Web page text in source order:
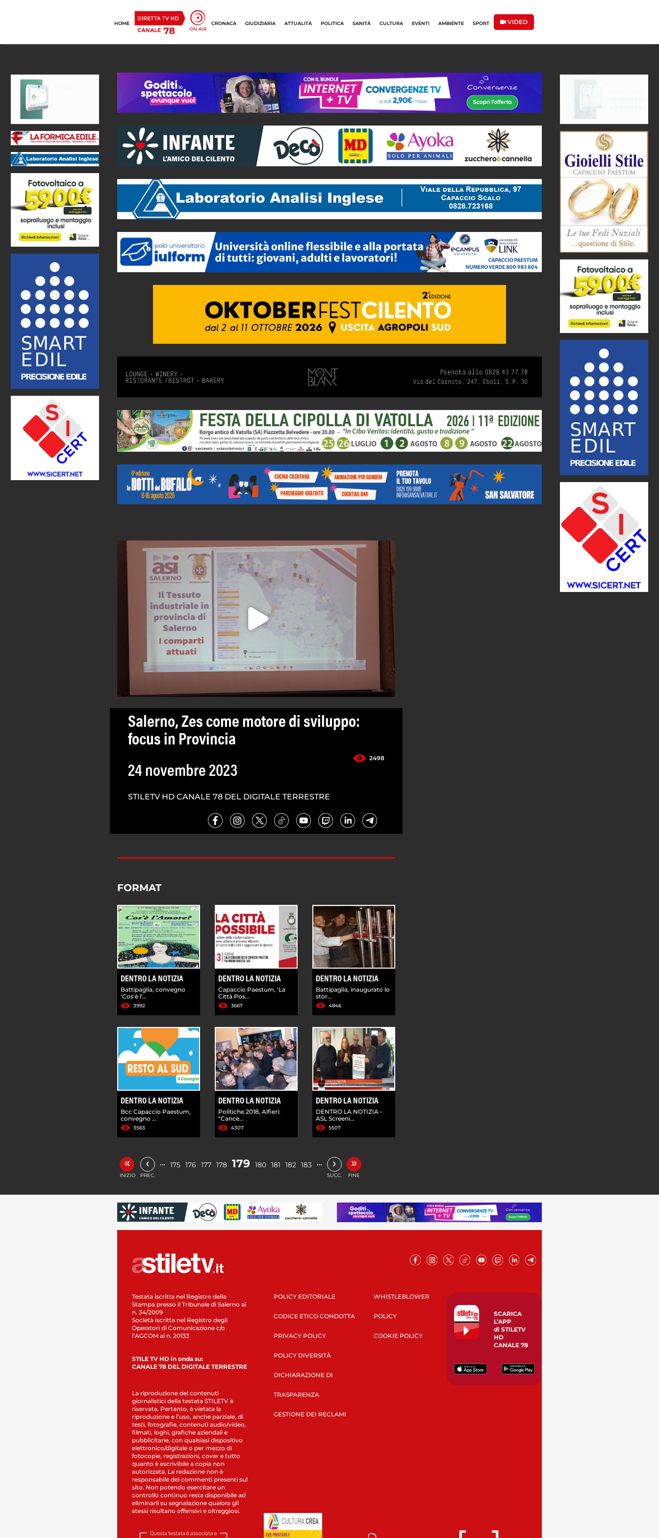
HOME CRONACA GIUDIZIARIA ATTUALITÀ POLITICA SANITÀ CULTURA EVENTI AMBIENTE SPORT VIDEO
Salerno, Zes come motore di sviluppo:
focus in Provincia
2498
24 novembre 2023
STILETV HD CANALE 78 DEL DIGITALE TERRESTRE
FORMAT
DENTRO LA NOTIZIA
Battipaglia, convegno
'Cos'è l'...
3992
DENTRO LA NOTIZIA
Capaccio Paestum, 'La
Città Pos...
3667
DENTRO LA NOTIZIA
Battipaglia, inaugurato lo
stor...
4846
DENTRO LA NOTIZIA
Bcc Capaccio Paestum,
convegno ...
3563
DENTRO LA NOTIZIA
Politiche 2018, Alfieri:
"Cance...
4307
DENTRO LA NOTIZIA
DENTRO LA NOTIZIA -
ASL Screeni...
5507
«
INIZIO
‹
PREC.
… 175 176 177 178 179 180 181 182 183 … ›
SUCC.
»
FINE
Testata iscritta nel Registro della
Stampa presso il Tribunale di Salerno al
n. 34/2009
Società iscritta nel Registro degli
Operatori di Comunicazione c/o
l’AGCOM al n. 20133
STILE TV HD in onda su:
CANALE 78 DEL DIGITALE TERRESTRE
La riproduzione dei contenuti
giornalistici della testata STILETV è
riservata. Pertanto, è vietata la
riproduzione e l’uso, anche parziale, di
testi, fotografie, contenuti audio/video,
filmati, loghi, grafiche aziendali e
pubblicitarie, con qualsiasi dispositivo
elettronico/digitale o per mezzo di
fotocopie, registrazioni, cover e tutto
quanto è ascrivibile a copia non
autorizzata. La redazione non è
responsabile dei commenti presenti sul
sito. Non potendo esercitare un
controllo continuo resta disponibile ad
eliminarli su segnalazione qualora gli
stessi risultano offensivi e oltraggiosi.
POLICY EDITORIALE
CODICE ETICO CONDOTTA
PRIVACY POLICY
POLICY DIVERSITÀ
DICHIARAZIONE DI
TRASPARENZA
GESTIONE DEI RECLAMI
WHISTLEBLOWER
POLICY
COOKIE POLICY
SCARICA
L’APP
di STILETV
HD
CANALE 78